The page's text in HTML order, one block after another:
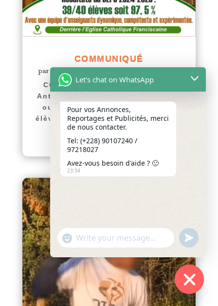
COMMUNIQUÉ
parYawo KLOUSSE
COMMUNIQUÉ Le Collège Saint
Antoine de Padoue de Hanoukopé
ouvre ses portes aux nouveaux
élèves pour l’année scolaire 2026-
2027. Afin d’accompagner...
lire plus
Hide
Let's chat on WhatsApp
Pour vos Annonces,
Reportages et Publicités, merci
de nous contacter.
Tel: (+228) 90107240 /
97218027
Avez-vous besoin d'aide ? 🙂
23:34
"+chaty_settings.lang.emoji_picker+"
WhatsApp
undefined